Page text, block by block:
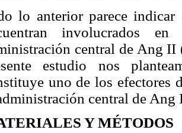
lo anterior parece
involucrados
central de Ang
estudio nos
uno de los efectores
central de Ang
Y MÉTODOS